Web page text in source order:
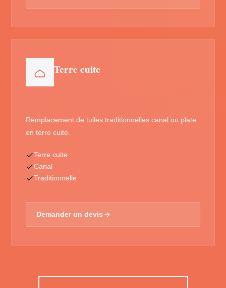
Terre cuite
Remplacement de tuiles traditionnelles canal ou plate
en terre cuite.
Terre cuite
Canal
Traditionnelle
Demander un devis